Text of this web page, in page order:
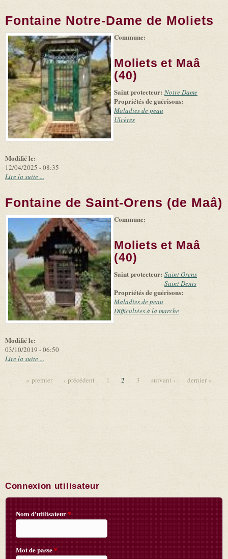
Fontaine Notre-Dame de Moliets
-
Leaflet (link is
|
Tiles
(link is
external)
©
Microsoft
and
suppliers
Modifié le:
12/04/2025 - 08:35
Commune:
Moliets et Maâ
(40)
Saint protecteur: Notre Dame
Propriétés de guérisons:
Maladies de peau
Ulcères
Lire la suite ...
Fontaine de Saint-Orens (de Maâ)
-
Leaflet (link is
|
Tiles
(link is
external)
©
Microsoft
and
suppliers
Modifié le:
03/10/2019 - 06:50
Commune:
Moliets et Maâ
(40)
Saint protecteur: Saint Orens
Saint Denis
Propriétés de guérisons:
Maladies de peau
Difficultées à la marche
Lire la suite ...
Pages
« premier ‹ précédent 1 2 3 suivant › dernier »
Connexion utilisateur
Nom d'utilisateur*
Mot de passe*